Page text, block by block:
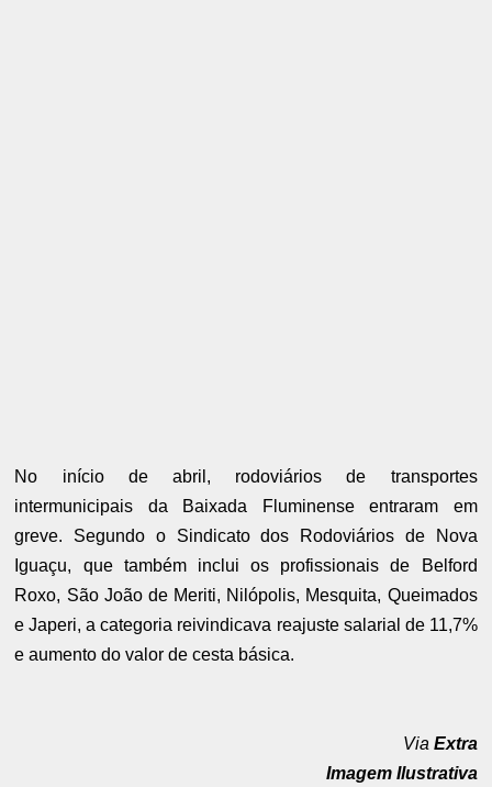
No início de abril, rodoviários de transportes
intermunicipais da Baixada Fluminense entraram em
greve. Segundo o Sindicato dos Rodoviários de Nova
Iguaçu, que também inclui os profissionais de Belford
Roxo, São João de Meriti, Nilópolis, Mesquita, Queimados
e Japeri, a categoria reivindicava reajuste salarial de 11,7%
e aumento do valor de cesta básica.
Via Extra
Imagem Ilustrativa